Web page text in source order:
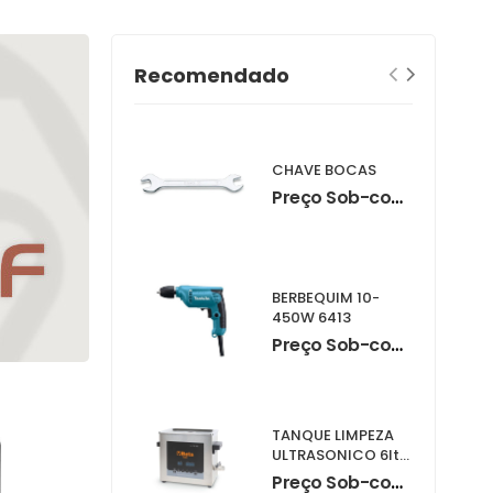
Recomendado
CHAVE BOCAS
Preço Sob-consulta
BERBEQUIM 10-
450W 6413
Preço Sob-consulta
TANQUE LIMPEZA
ULTRASONICO 6lts
1895-6
Preço Sob-consulta